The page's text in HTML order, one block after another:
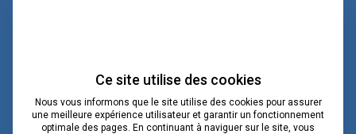
Voir le certificat QualiopiCe site utilise des cookies
Nous vous informons que le site utilise des cookies pour assurer
une meilleure expérience utilisateur et garantir un fonctionnement
optimale des pages. En continuant à naviguer sur le site, vous